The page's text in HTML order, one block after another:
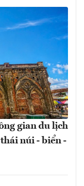
gian du lịch
núi - biển -